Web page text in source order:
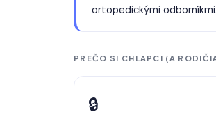
ortopedickými
PREČO SI CHLAPCI (A
🔒